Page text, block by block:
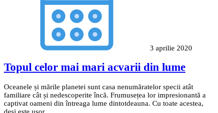
3 aprilie 2020
Topul celor mai mari acvarii din lume
Oceanele și mările planetei sunt casa nenumăratelor specii atât
familiare cât și nedescoperite încă. Frumusețea lor impresionantă a
captivat oameni din întreaga lume dintotdeauna. Cu toate acestea,